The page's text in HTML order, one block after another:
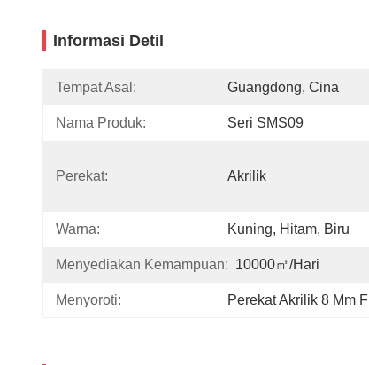
Informasi Detil
Tempat Asal: Guangdong, Cina
Nama Produk: Seri SMS09
Perekat: Akrilik
Warna: Kuning, Hitam, Biru
Menyediakan Kemampuan: 10000㎡/hari
Menyoroti: Perekat Akrilik 8 Mm